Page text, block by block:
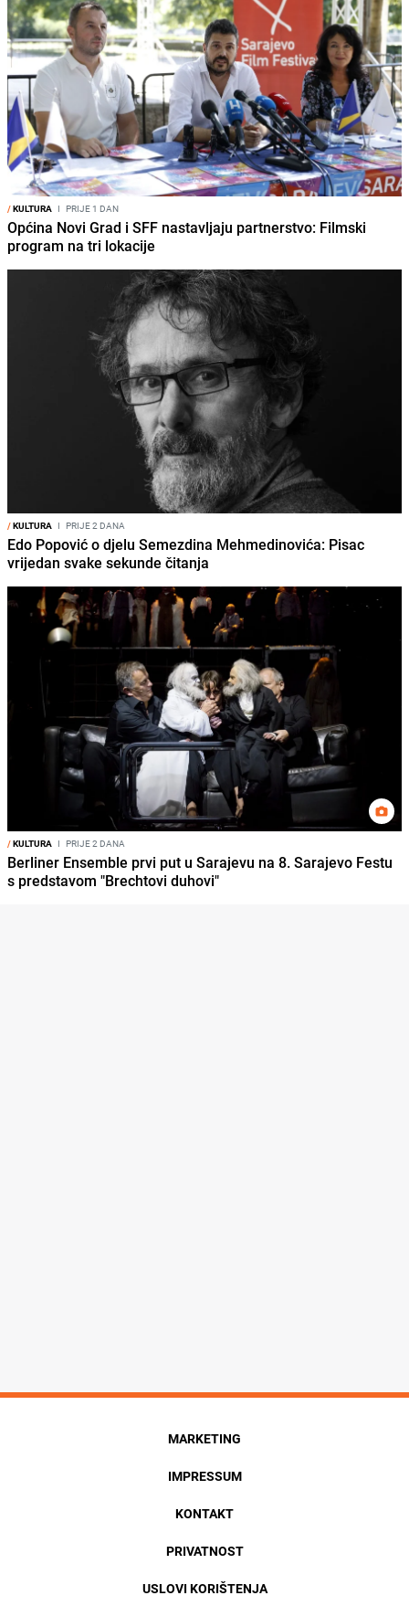
/KULTURA I PRIJE 1 DAN
Općina Novi Grad i SFF nastavljaju partnerstvo: Filmski
program na tri lokacije
/KULTURA I PRIJE 2 DANA
Edo Popović o djelu Semezdina Mehmedinovića: Pisac
vrijedan svake sekunde čitanja
/KULTURA I PRIJE 2 DANA
Berliner Ensemble prvi put u Sarajevu na 8. Sarajevo Festu
s predstavom "Brechtovi duhovi"
MARKETING
IMPRESSUM
KONTAKT
PRIVATNOST
USLOVI KORIŠTENJA